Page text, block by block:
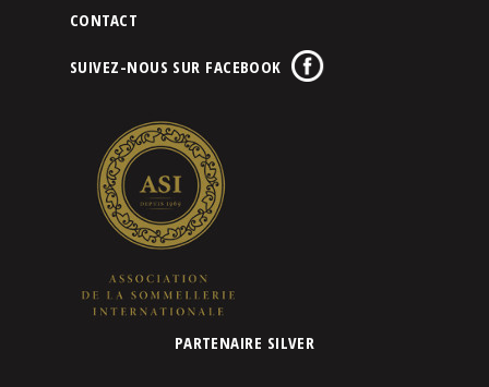
CONTACT
SUIVEZ-NOUS SUR FACEBOOK
PARTENAIRE SILVER